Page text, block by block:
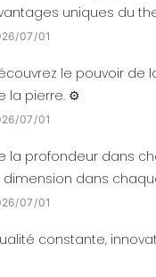
uniques du
07 01
le pouvoir de
la pierre. ⚙️
07 01
la profondeur dans
dimension dans
07 01
constante,